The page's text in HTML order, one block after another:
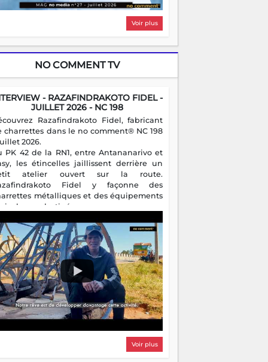
que tout le monde rame dans le
Voir plus
NO COMMENT TV
- RAZAFINDRAKOTO FIDEL -
JUILLET 2026 - NC 198
Razafindrakoto Fidel, fabricant
charrettes dans le no comment® NC 198
2026.
PK 42 de la RN1, entre Antananarivo et
les étincelles jaillissent derrière un
atelier ouvert sur la route.
Fidel y façonne des
métalliques et des équipements
destinés aux campagnes
il perpétue un métier discret mais
Voir plus